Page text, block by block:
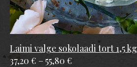
Laimi valge sokolaadi tort 1,5 kg
37,20 € – 55,80 €